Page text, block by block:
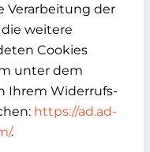
Verarbeitung der
weitere
Cookies
unter dem
Ihrem Widerrufs-
https://ad.ad-
.